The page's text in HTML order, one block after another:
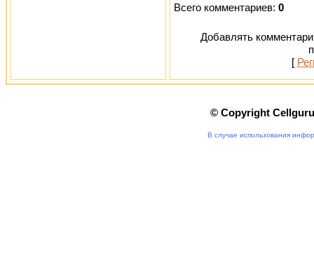
Всего комментариев: 0
Добавлять
[
© Copyright
В случае использования